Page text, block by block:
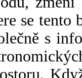
se tento
s